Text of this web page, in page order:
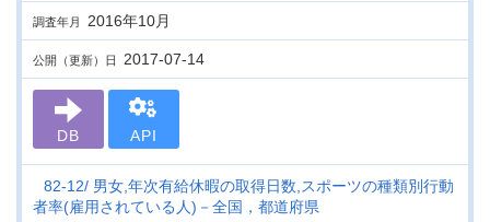
調査年月 2016年10月
公開（更新）日 2017-07-14
DB API
82-12
男女,年次有給休暇の取得日数,スポーツの種類別行動
者率(雇用されている人)－全国，都道府県